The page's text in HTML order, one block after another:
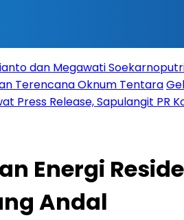
dan Megawati
Terencana Oknum Tentara
Press Release, Sapulangit PR
Energi
Andal